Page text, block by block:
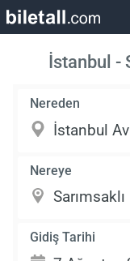
İstanbul -
Nereden
Nereye
Gidiş Tarihi